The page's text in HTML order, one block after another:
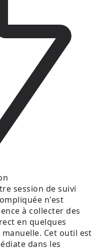
session de suivi
n'est
à collecter des
en quelques
Cet outil est
dans les